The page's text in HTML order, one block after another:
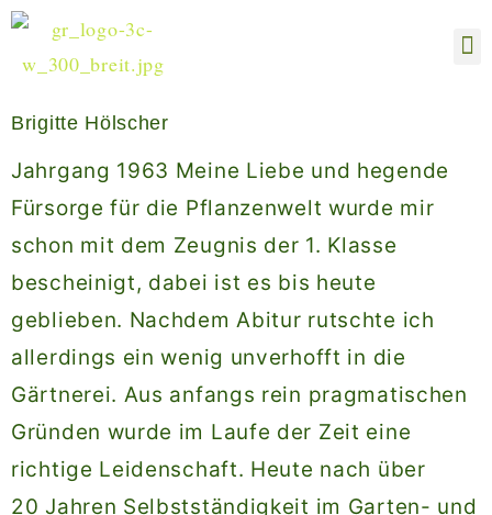
Brigitte Hölscher
Jahrgang 1963 Meine Liebe und hegende
Fürsorge für die Pflanzenwelt wurde mir
schon mit dem Zeugnis der 1. Klasse
bescheinigt, dabei ist es bis heute
geblieben. Nachdem Abitur rutschte ich
allerdings ein wenig unverhofft in die
Gärtnerei. Aus anfangs rein pragmatischen
Gründen wurde im Laufe der Zeit eine
richtige Leidenschaft. Heute nach über
20 Jahren Selbstständigkeit im Garten- und